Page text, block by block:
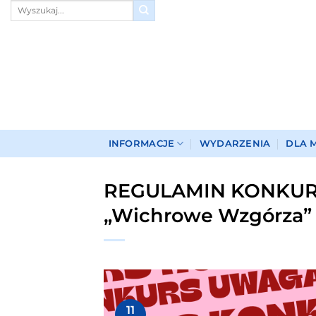
Przewiń
INFORMACJE WYDARZENIA DLA
REGULAMIN
„Wichrowe Wzgórza”
11